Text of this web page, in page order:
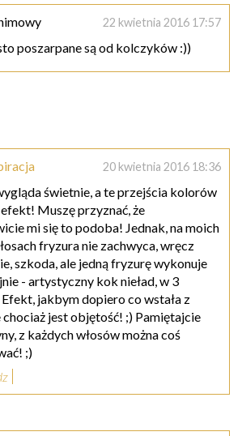
22 kwietnia 2016 17:57
poszarpane są od kolczyków :))
20 kwietnia 2016 18:36
świetnie, a te przejścia kolorów
Muszę przyznać, że
mi się to podoba! Jednak, na moich
fryzura nie zachwyca, wręcz
szkoda, ale jedną fryzurę wykonuje
- artystyczny kok nieład, w 3
jakbym dopiero co wstała z
chociaż jest objętość! ;) Pamiętajcie
z każdych włosów można coś
;)